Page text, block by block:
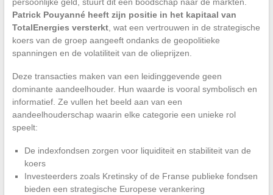
persoonlijke geld, stuurt dit een boodschap naar de markten.
Patrick Pouyanné heeft zijn positie in het kapitaal van
TotalEnergies versterkt, wat een vertrouwen in de strategische
koers van de groep aangeeft ondanks de geopolitieke
spanningen en de volatiliteit van de olieprijzen.
Deze transacties maken van een leidinggevende geen
dominante aandeelhouder. Hun waarde is vooral symbolisch en
informatief. Ze vullen het beeld aan van een
aandeelhouderschap waarin elke categorie een unieke rol
speelt:
De indexfondsen zorgen voor liquiditeit en stabiliteit van de
koers
Investeerders zoals Kretinsky of de Franse publieke fondsen
bieden een strategische Europese verankering